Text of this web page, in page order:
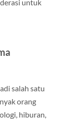
untuk
salah satu
orang
hiburan,